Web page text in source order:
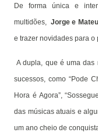
De forma única e
multidões, Jorge e
e trazer novidades para o
A dupla, que é uma das
sucessos, como “Pode
Hora é Agora”,
das músicas atuais e
um ano cheio de